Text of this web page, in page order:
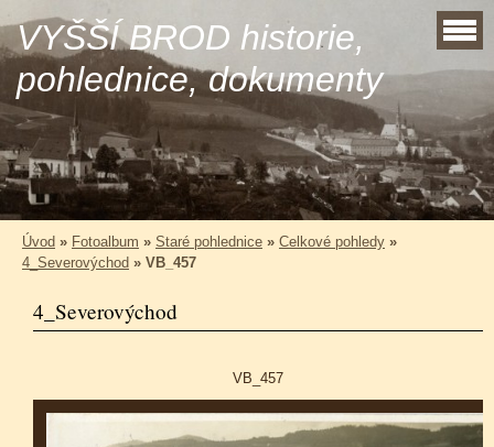
VYŠŠÍ BROD historie,
pohlednice, dokumenty
Úvod » Fotoalbum » Staré pohlednice » Celkové pohledy »
4_Severovýchod » VB_457
4_Severovýchod
VB_457